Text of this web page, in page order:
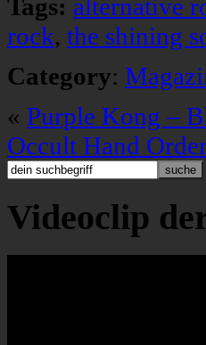
Tags: alternative
rock, the shining
Category:
« Purple Kong –
Occult Hand
Videoclip